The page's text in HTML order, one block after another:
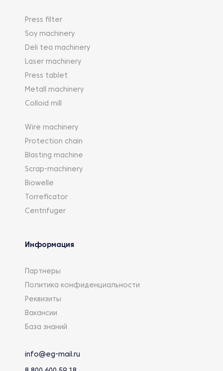
Press filter
Soy machinery
Deli tea machinery
Laser machinery
Press tablet
Metall machinery
Colloid mill
Wire machinery
Protection chain
Blasting machine
Scrap-machinery
Biowelle
Torreficator
Centrifuger
Информация
Партнеры
Политика конфиденциальности
Реквизиты
Вакансии
База знаний
info@eg-mail.ru